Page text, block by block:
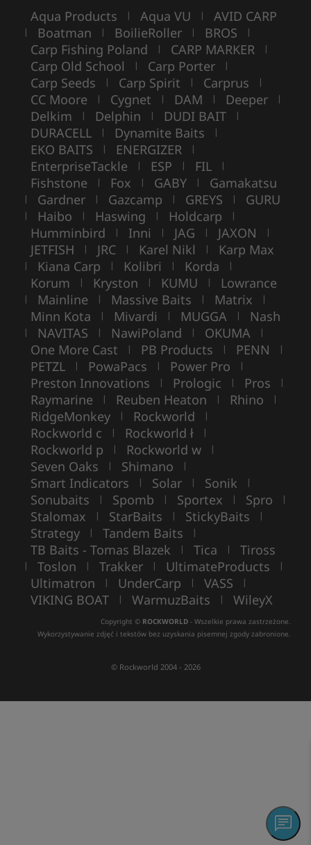
Aqua Products | Aqua VU | AVID CARP
| Boatman | BoilieRoller | BROS |
Carp Fishing Poland | CARP MARKER |
Carp Old School | Carp Porter |
Carp Seeds | Carp Spirit | Carprus |
CC Moore | Cygnet | DAM | Deeper |
Delkim | Delphin | DUDI BAIT |
DURACELL | Dynamite Baits |
EKO BAITS | ENERGIZER |
EnterpriseTackle | ESP | FIL |
Fishstone | Fox | GABY | Gamakatsu
| Gardner | Gazcamp | GREYS | GURU
| Haibo | Haswing | Holdcarp |
Humminbird | Inni | JAG | JAXON |
JETFISH | JRC | Karel Nikl | Karp Max
| Kiana Carp | Kolibri | Korda |
Korum | Kryston | KUMU | Lowrance
| Mainline | Massive Baits | Matrix |
Minn Kota | Mivardi | MUGGA | Nash
| NAVITAS | NawiPoland | OKUMA |
One More Cast | PB Products | PENN |
PETZL | PowaPacs | Power Pro |
Preston Innovations | Prologic | Pros |
Raymarine | Reuben Heaton | Rhino |
RidgeMonkey | Rockworld |
Rockworld c | Rockworld ł |
Rockworld p | Rockworld w |
Seven Oaks | Shimano |
Smart Indicators | Solar | Sonik |
Sonubaits | Spomb | Sportex | Spro |
Stalomax | StarBaits | StickyBaits |
Strategy | Tandem Baits |
TB Baits - Tomas Blazek | Tica | Tiross
| Toslon | Trakker | UltimateProducts |
Ultimatron | UnderCarp | VASS |
VIKING BOAT | WarmuzBaits | WileyX
Copyright © ROCKWORLD - Wszelkie prawa zastrzeżone.
Wykorzystywanie zdjęć i tekstów bez uzyskania pisemnej zgody zabronione.
© Rockworld 2004 - 2026